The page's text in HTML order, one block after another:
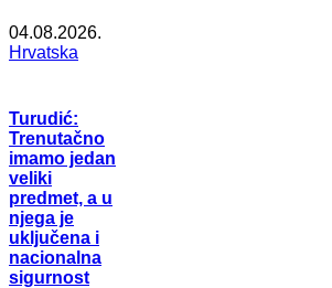
04.08.2026.
Hrvatska
Turudić:
Trenutačno
imamo jedan
veliki
predmet, a u
njega je
uključena i
nacionalna
sigurnost